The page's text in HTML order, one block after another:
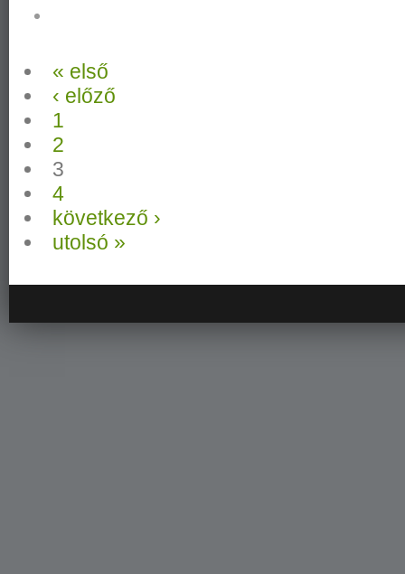
« első
‹ előző
1
2
3
4
következő ›
utolsó »